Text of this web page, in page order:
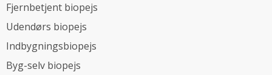
Fjernbetjent biopejs
Udendørs biopejs
Indbygningsbiopejs
Byg-selv biopejs